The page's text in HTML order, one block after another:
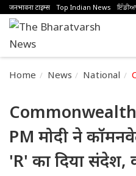
जनभावना टाइम्स Top Indian News ਇੰਡੀਆ
Home News National
PM मोदी ने
'R' का दिया संदेश,